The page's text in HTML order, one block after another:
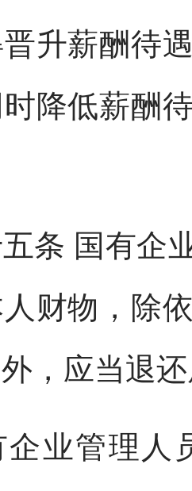
升薪酬待
降低薪酬
国有企业
财物，除
，应当退
管理人员